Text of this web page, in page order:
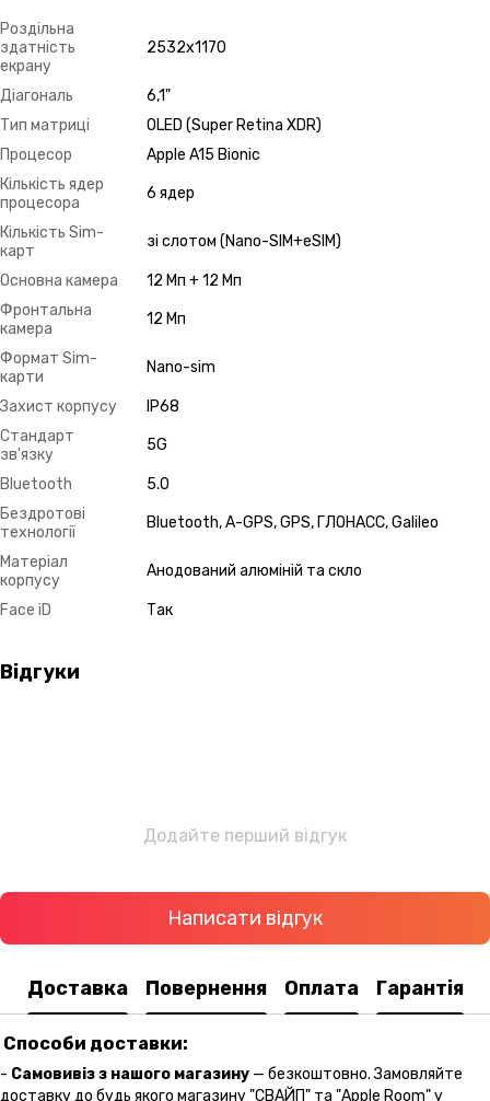
Роздільна
здатність
екрану
2532x1170
Діагональ
6,1"
Тип матриці
OLED (Super Retina XDR)
Процесор
Apple A15 Bionic
Кількість ядер
процесора
6 ядер
Кількість Sim-
карт
зі слотом (Nano-SIM+eSIM)
Основна камера
12 Мп + 12 Мп
Фронтальна
камера
12 Мп
Формат Sim-
карти
Nano-sim
Захист корпусу
IP68
Стандарт
зв'язку
5G
Bluetooth
5.0
Бездротові
технології
Bluetooth, A-GPS, GPS, ГЛОНАСС, Galileo
Матеріал
корпусу
Анодований алюміній та скло
Face iD Так
Відгуки
Додайте перший відгук
Написати відгук
Доставка Повернення Оплата Гарантія
Способи доставки:
- Самовивіз з нашого магазину — безкоштовно. Замовляйте
доставку до будь якого магазину "СВАЙП" та "Apple Room" у